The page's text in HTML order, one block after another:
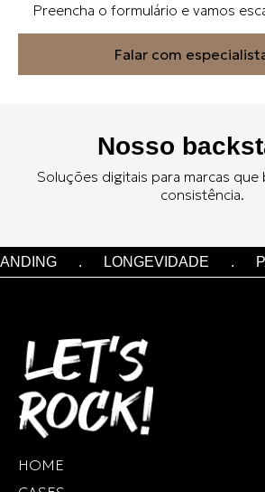
Preencha o formulário e vamos
Falar com
Nosso
Soluções digitais para marcas que
consistência.
LONGEVIDADE
HOME